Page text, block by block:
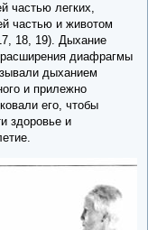
частью легких,
частью и животом
18, 19). Дыхание
диафрагмы
дыханием
и прилежно
его, чтобы
здоровье и